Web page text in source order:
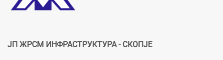
ЈП ЖРСМ ИНФРАСТРУКТУРА - СКОПЈЕ